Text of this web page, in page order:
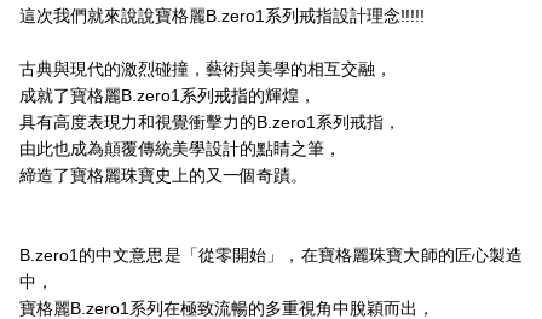
這次我們就來說說寶格麗B.zero1系列戒指設計理念!!!!!
古典與現代的激烈碰撞，藝術與美學的相互交融，
成就了寶格麗B.zero1系列戒指的輝煌，
具有高度表現力和視覺衝擊力的B.zero1系列戒指，
由此也成為顛覆傳統美學設計的點睛之筆，
締造了寶格麗珠寶史上的又一個奇蹟。
B.zero1的中文意思是「從零開始」，在寶格麗珠寶大師的匠心製造
中，
寶格麗B.zero1系列在極致流暢的多重視角中脫穎而出，